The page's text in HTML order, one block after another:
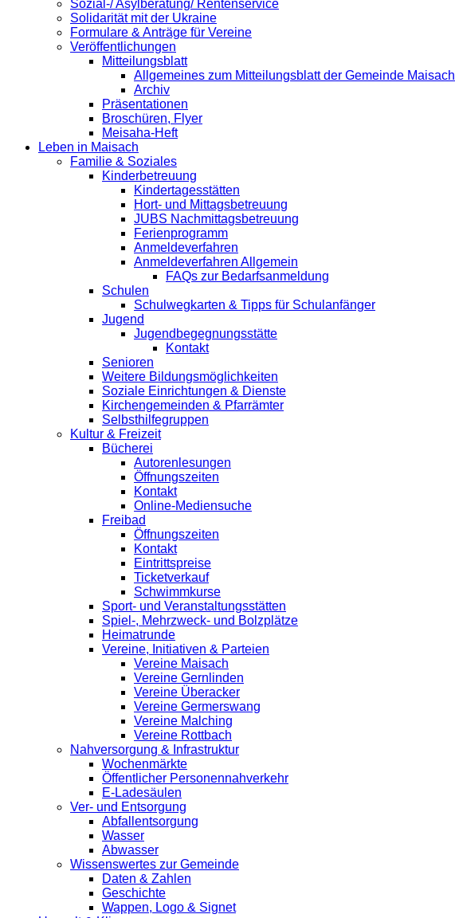
Sozial-/ Asylberatung/ Rentenservice
Solidarität mit der Ukraine
Formulare & Anträge für Vereine
Veröffentlichungen
Mitteilungsblatt
Allgemeines zum Mitteilungsblatt der Gemeinde Maisach
Archiv
Präsentationen
Broschüren, Flyer
Meisaha-Heft
Leben in Maisach
Familie & Soziales
Kinderbetreuung
Kindertagesstätten
Hort- und Mittagsbetreuung
JUBS Nachmittagsbetreuung
Ferienprogramm
Anmeldeverfahren
Anmeldeverfahren Allgemein
FAQs zur Bedarfsanmeldung
Schulen
Schulwegkarten & Tipps für Schulanfänger
Jugend
Jugendbegegnungsstätte
Kontakt
Senioren
Weitere Bildungsmöglichkeiten
Soziale Einrichtungen & Dienste
Kirchengemeinden & Pfarrämter
Selbsthilfegruppen
Kultur & Freizeit
Bücherei
Autorenlesungen
Öffnungszeiten
Kontakt
Online-Mediensuche
Freibad
Öffnungszeiten
Kontakt
Eintrittspreise
Ticketverkauf
Schwimmkurse
Sport- und Veranstaltungsstätten
Spiel-, Mehrzweck- und Bolzplätze
Heimatrunde
Vereine, Initiativen & Parteien
Vereine Maisach
Vereine Gernlinden
Vereine Überacker
Vereine Germerswang
Vereine Malching
Vereine Rottbach
Nahversorgung & Infrastruktur
Wochenmärkte
Öffentlicher Personennahverkehr
E-Ladesäulen
Ver- und Entsorgung
Abfallentsorgung
Wasser
Abwasser
Wissenswertes zur Gemeinde
Daten & Zahlen
Geschichte
Wappen, Logo & Signet